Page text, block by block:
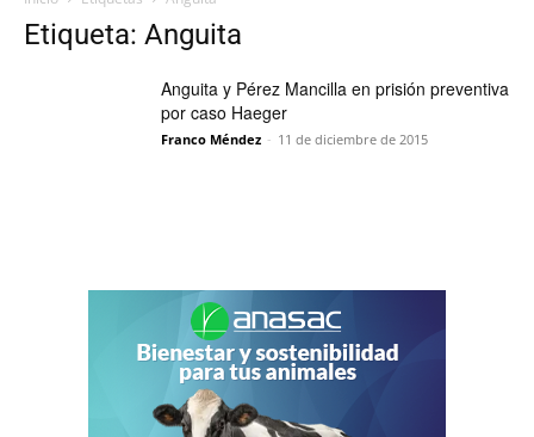
Etiqueta: Anguita
Anguita y Pérez Mancilla en prisión preventiva
por caso Haeger
Franco Méndez - 11 de diciembre de 2015